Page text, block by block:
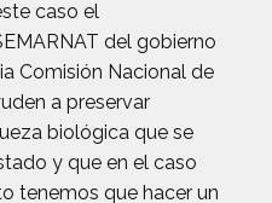
caso el
del gobierno
Comisión Nacional de
a preservar
biológica que se
y que en el caso
tenemos que hacer un